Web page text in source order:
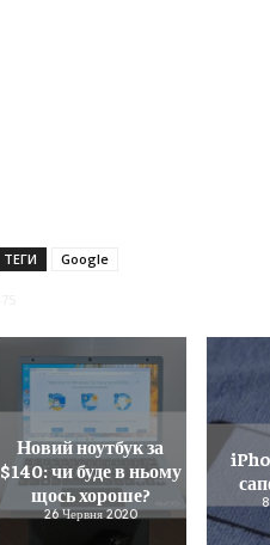
ТЕГИ Google
Новий ноутбук за
$140: чи буде в ньому
щось хороше?
26 Червня 2020